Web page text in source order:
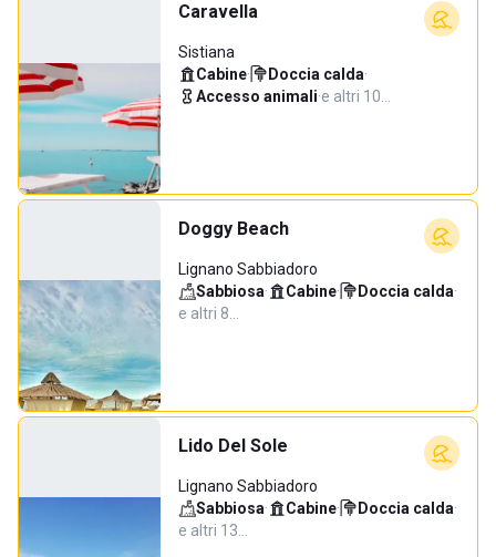
Caravella
Sistiana
Cabine· Doccia calda·
Accesso animali·e altri 10…
Doggy Beach
Lignano Sabbiadoro
Sabbiosa· Cabine· Doccia calda·
e altri 8…
Lido Del Sole
Lignano Sabbiadoro
Sabbiosa· Cabine· Doccia calda·
e altri 13…